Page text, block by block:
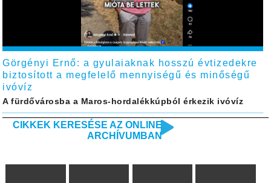
Görgényi Ernő: a gyulaiaknak hosszú évtizedekre
biztosított a megfelelő mennyiségű és minőségű
ivóvíz
A fürdővárosba a Maros-hordalékkúpból érkezik ivóvíz
CIKKEK KERESÉSE AZ ONLINE
ARCHÍVUMBAN